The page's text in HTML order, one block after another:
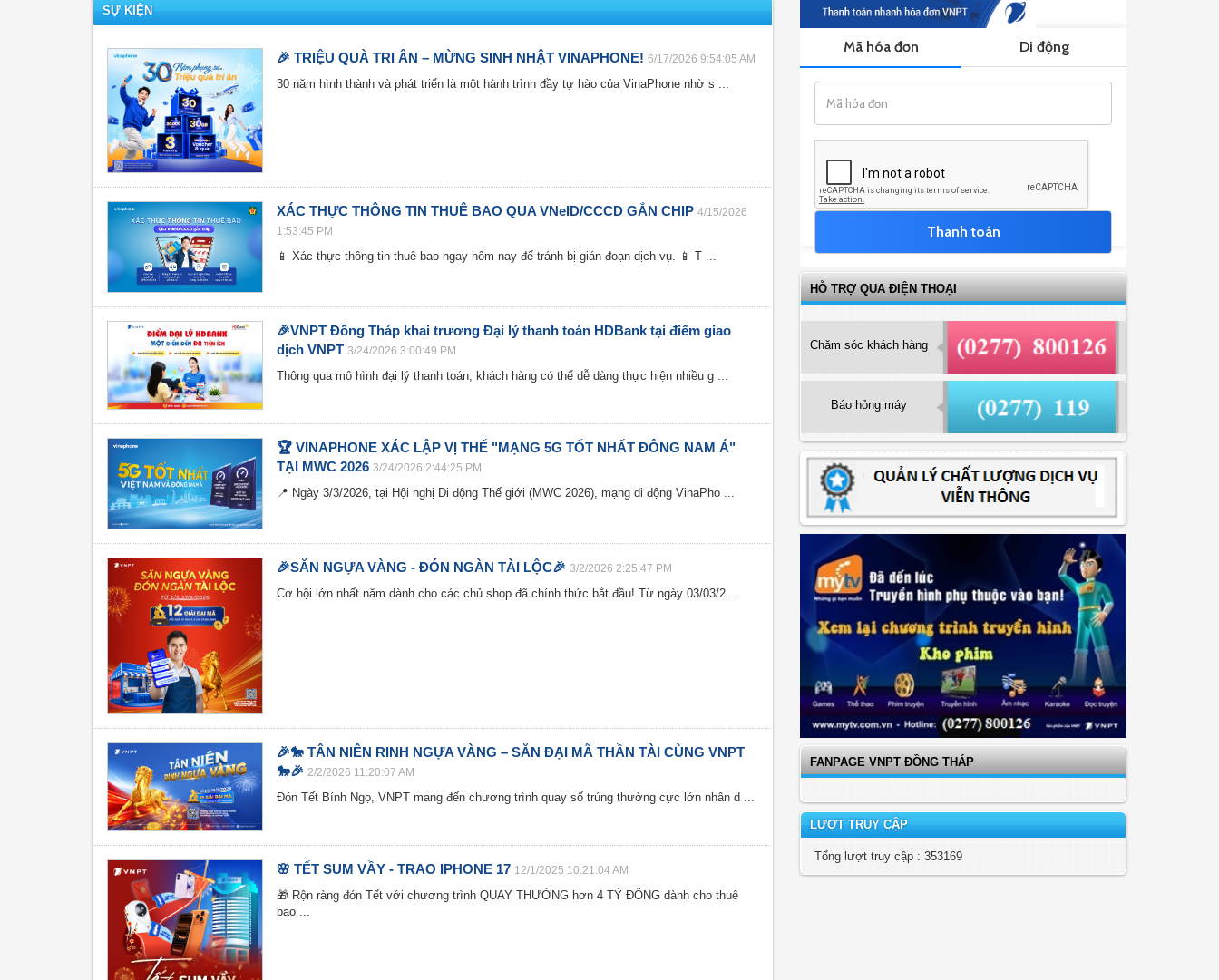
SỰ KIỆN
🎉 TRIỆU QUÀ TRI ÂN – MỪNG SINH NHẬT VINAPHONE! 6/17/2026 9:54:05 AM
30 năm hình thành và phát triển là một hành trình đầy tự hào của VinaPhone nhờ s ...
XÁC THỰC THÔNG TIN THUÊ BAO QUA VNeID/CCCD GẮN CHIP 4/15/2026
1:53:45 PM
📱 Xác thực thông tin thuê bao ngay hôm nay để tránh bị gián đoạn dịch vụ. 📱 T ...
🎉VNPT Đồng Tháp khai trương Đại lý thanh toán HDBank tại điểm giao
dịch VNPT 3/24/2026 3:00:49 PM
Thông qua mô hình đại lý thanh toán, khách hàng có thể dễ dàng thực hiện nhiều g ...
🏆 VINAPHONE XÁC LẬP VỊ THẾ "MẠNG 5G TỐT NHẤT ĐÔNG NAM Á"
TẠI MWC 2026 3/24/2026 2:44:25 PM
📍 Ngày 3/3/2026, tại Hội nghị Di động Thế giới (MWC 2026), mạng di động VinaPho ...
🎉SĂN NGỰA VÀNG - ĐÓN NGÀN TÀI LỘC🎉 3/2/2026 2:25:47 PM
Cơ hội lớn nhất năm dành cho các chủ shop đã chính thức bắt đầu! Từ ngày 03/03/2 ...
🎉🐎 TÂN NIÊN RINH NGỰA VÀNG – SĂN ĐẠI MÃ THẦN TÀI CÙNG VNPT
🐎🎉 2/2/2026 11:20:07 AM
Đón Tết Bính Ngọ, VNPT mang đến chương trình quay số trúng thưởng cực lớn nhân d ...
🌸 TẾT SUM VẦY - TRAO IPHONE 17 12/1/2025 10:21:04 AM
🎁 Rộn ràng đón Tết với chương trình QUAY THƯỞNG hơn 4 TỶ ĐỒNG dành cho thuê
bao ...
HỖ TRỢ QUA ĐIỆN THOẠI
Chăm sóc khách hàng
Báo hỏng máy
FANPAGE VNPT ĐỒNG THÁP
LƯỢT TRUY CẬP
Tổng lượt truy cập : 353169